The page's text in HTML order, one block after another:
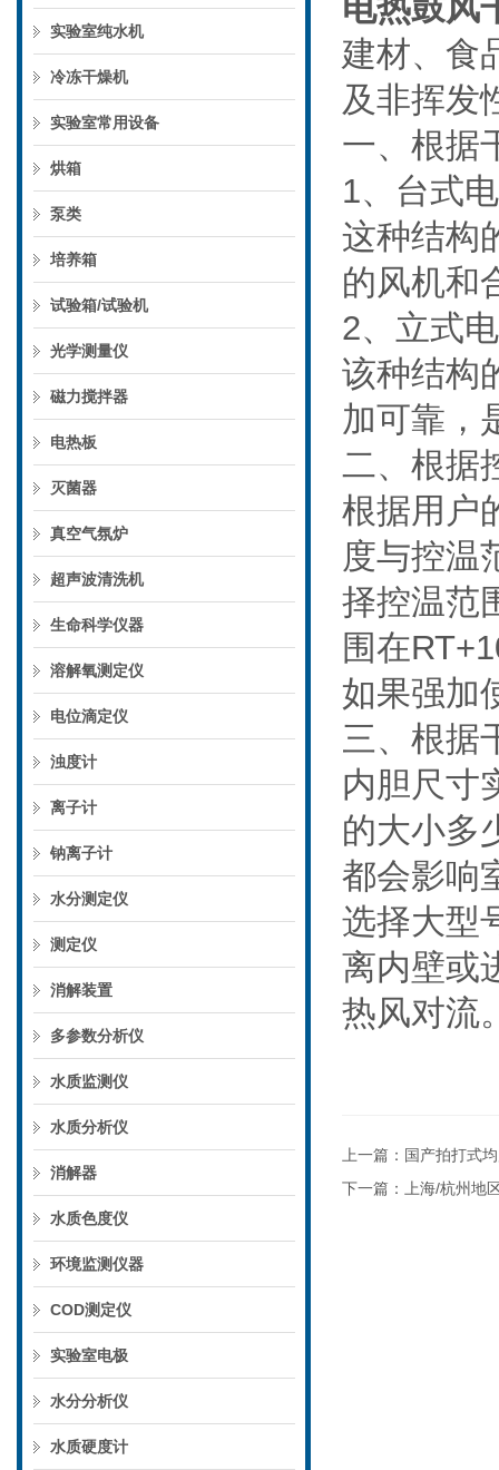
实验室纯水机
冷冻干燥机
实验室常用设备
烘箱
泵类
培养箱
试验箱/试验机
光学测量仪
磁力搅拌器
电热板
灭菌器
真空气氛炉
超声波清洗机
生命科学仪器
溶解氧测定仪
电位滴定仪
浊度计
离子计
钠离子计
水分测定仪
测定仪
消解装置
多参数分析仪
水质监测仪
水质分析仪
消解器
水质色度仪
环境监测仪器
COD测定仪
实验室电极
水分分析仪
水质硬度计
电热鼓风
建材、食
及非挥发
一、根据
1、台式
这种结构
的风机和
2、立式
该种结构
加可靠，
二、根据
根据用户
度与控温
择控温范
围在
如果强加
三、根据
内胆尺寸
的大小多
都会影响
选择大型
离内壁或
热风对流
上一篇： 国产拍打式
下一篇：
上海/杭州地